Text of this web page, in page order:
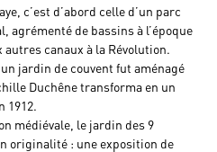
c’est d’abord celle d’un parc
agrémenté de bassins à l’époque
canaux à la Révolution.
jardin de couvent fut aménagé
Duchêne transforma en un
1912.
médiévale, le jardin des 9
originalité : une exposition de